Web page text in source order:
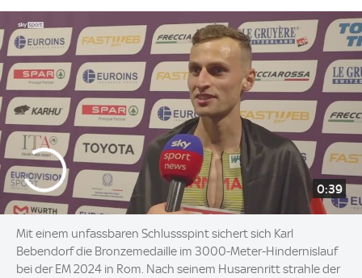
0:39
Mit einem unfassbaren Schlussspint sichert sich Karl
Bebendorf die Bronzemedaille im 3000-Meter-Hindernislauf
bei der EM 2024 in Rom. Nach seinem Husarenritt strahle der